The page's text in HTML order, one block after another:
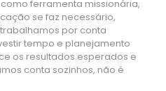
ferramenta missionária,
se faz necessário,
por conta
tempo e planejamento
os resultados esperados e
conta sozinhos, não é